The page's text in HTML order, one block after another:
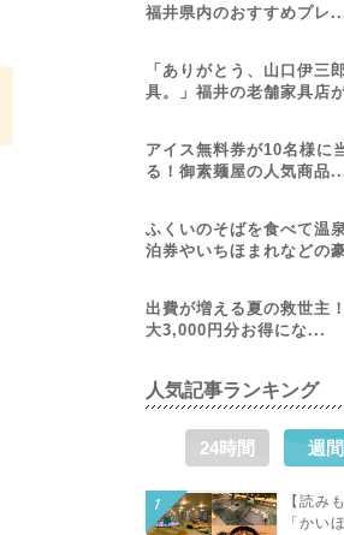
福井県内のおすすめプレ
「ありがとう、山口伊三
具。」福井の老舗家具店
アイス無料券が10名様に
る！御素麺屋の人気商品
ふくいのそばを食べて温
泊券やいちほまれなどの
出費が増える夏の救世主
大3,000円分お得にな...
人気記事ランキング
24時間 週間
【読み
「かい